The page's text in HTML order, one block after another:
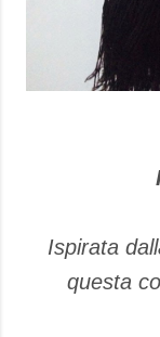
Ispirata
questa